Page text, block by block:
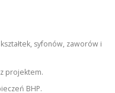
syfonów, zaworów i
projektem.
BHP.